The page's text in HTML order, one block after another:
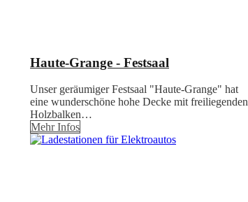
Haute-Grange - Festsaal
Unser geräumiger Festsaal "Haute-Grange" hat
eine wunderschöne hohe Decke mit freiliegenden
Holzbalken…
Mehr Infos